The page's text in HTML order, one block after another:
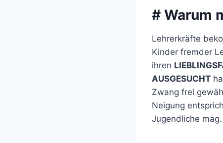
# Warum
Lehrerkräfte
Kinder fremder
ihren
AUSGESUCHT
Zwang frei
Neigung
Jugendliche mag.